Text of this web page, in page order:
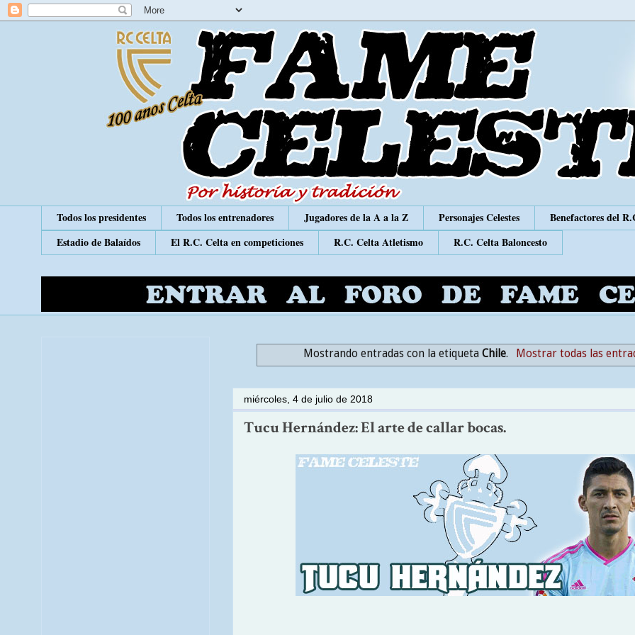
Todos los presidentes Todos los entrenadores Jugadores de la A a la Z Personajes Celestes
Benefactores del
Estadio de Balaídos
El R.C. Celta en competiciones R.C. Celta Atletismo R.C. Celta Baloncesto
Mostrando entradas con la etiquetaChile. Mostrar todas las
miércoles, 4 de julio de 2018
Tucu Hernández: El arte de callar bocas.